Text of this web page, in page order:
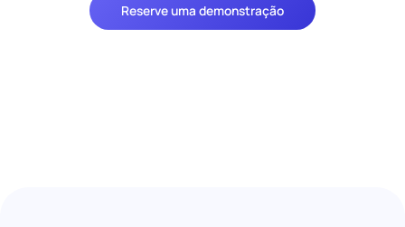
Reserve uma demonstração